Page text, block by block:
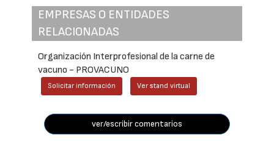
EMPRESAS O ENTIDADES
RELACIONADAS
Organización Interprofesional de la carne de
vacuno - PROVACUNO
Solicitar información Ver stand virtual
ver/escribir comentarios